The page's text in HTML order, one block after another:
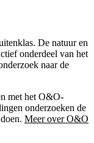
De natuur en
onderdeel van het
naar de
met het O&O-
onderzoeken de
Meer over O&O